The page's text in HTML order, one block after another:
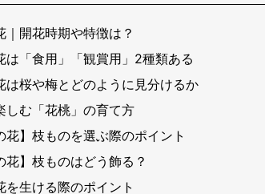
｜開花時期や特徴は？
は「食用」「観賞用」2種類ある
は桜や梅とどのように見分けるか
しむ「花桃」の育て方
花】枝ものを選ぶ際のポイント
花】枝ものはどう飾る？
を生ける際のポイント